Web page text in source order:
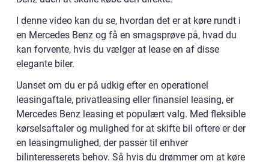
I denne video kan du se, hvordan det er at køre rundt i
en Mercedes Benz og få en smagsprøve på, hvad du
kan forvente, hvis du vælger at lease en af disse
elegante biler.
Uanset om du er på udkig efter en operationel
leasingaftale, privatleasing eller finansiel leasing, er
Mercedes Benz leasing et populært valg. Med fleksible
kørselsaftaler og mulighed for at skifte bil oftere er der
en leasingmulighed, der passer til enhver
bilinteresserets behov. Så hvis du drømmer om at køre